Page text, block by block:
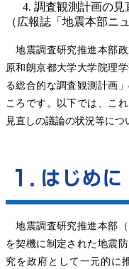
調査観測計画の見
（広報誌「地震本部ニ
地震調査研究推進本部
原和朗京都大学大学院理
る総合的な調査観測計画
ころです。以下では、こ
見直しの議論の状況等につ
地震調査研究推進本部
を契機に制定された地震
究を政府として一元的に